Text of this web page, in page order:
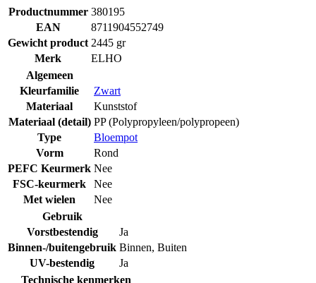
Productnummer 380195
EAN
8711904552749
Gewicht product 2445 gr
Merk
ELHO
Algemeen
Kleurfamilie
Zwart
Materiaal
Kunststof
Materiaal (detail) PP (Polypropyleen/polypropeen)
Type
Bloempot
Vorm
Rond
PEFC Keurmerk Nee
FSC-keurmerk
Nee
Met wielen
Nee
Gebruik
Vorstbestendig
Ja
Binnen-/buitengebruik Binnen, Buiten
UV-bestendig
Ja
Technische kenmerken